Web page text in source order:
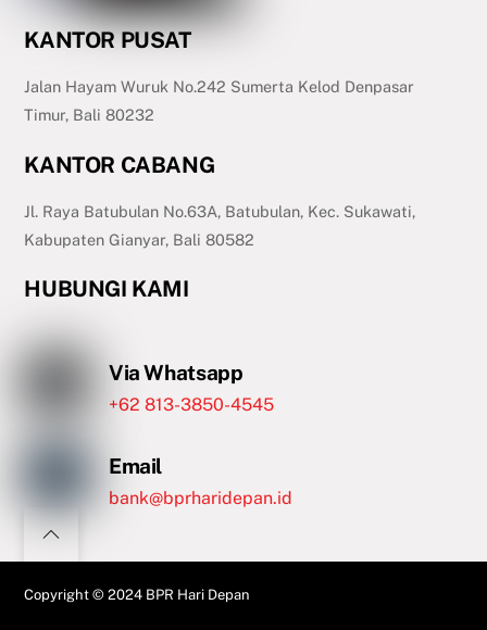
KANTOR PUSAT
Jalan Hayam Wuruk No.242 Sumerta Kelod Denpasar
Timur, Bali 80232
KANTOR CABANG
Jl. Raya Batubulan No.63A, Batubulan, Kec. Sukawati,
Kabupaten Gianyar, Bali 80582
HUBUNGI KAMI
Via Whatsapp
+62 813-3850-4545
Email
bank@bprharidepan.id
Copyright © 2024 BPR Hari Depan